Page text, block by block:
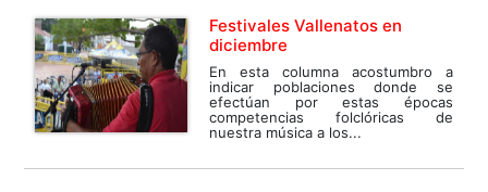
Festivales Vallenatos en
diciembre
En esta columna acostumbro a
indicar poblaciones donde se
efectúan por estas épocas
competencias folclóricas de
nuestra música a los...